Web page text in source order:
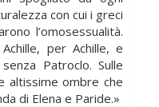
con cui i greci
l’omosessualità.
per Achille, e
Patroclo. Sulle
altissime ombre che
di Elena e Paride.»